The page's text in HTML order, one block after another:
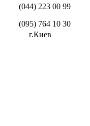
(044) 223 00 99
(095) 764 10 30
г.Киев